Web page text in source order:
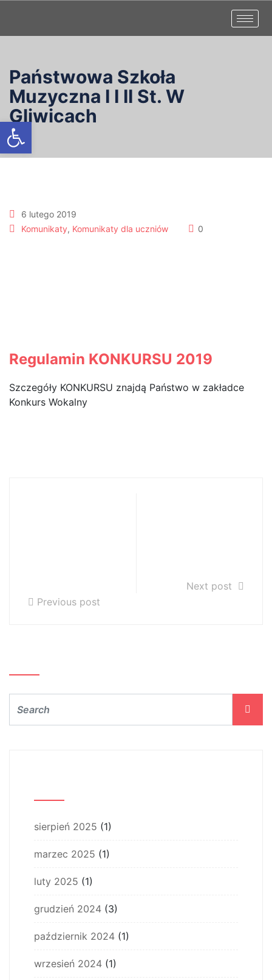
Otwórz pasek narzędzi
Państwowa Szkoła
Muzyczna I I II St. W
Gliwicach
6 lutego 2019
Komunikaty, Komunikaty dla uczniów 0
Regulamin KONKURSU 2019
Szczegóły KONKURSU znajdą Państwo w zakładce
Konkurs Wokalny
Previous post
Next post
sierpień 2025 (1)
marzec 2025 (1)
luty 2025 (1)
grudzień 2024 (3)
październik 2024 (1)
wrzesień 2024 (1)